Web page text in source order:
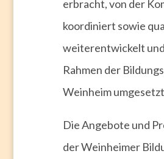
erbracht, von der
koordiniert sowie
weiterentwickelt
Rahmen der
Weinheim
Die Angebote und
der Weinheimer